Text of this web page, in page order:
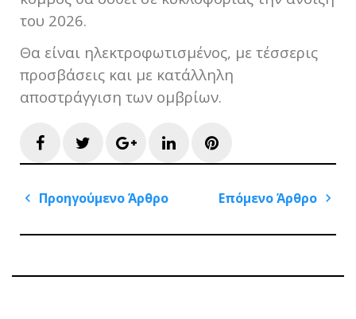
του 2026.
Θα είναι ηλεκτροφωτισμένος, με τέσσερις
προσβάσεις και με κατάλληλη
αποστράγγιση των ομβρίων.
FacebookTwitterGoogle+LinkedInPinterest
Πλοήγηση
Προηγούμενο Άρθρο
Επόμενο Άρθρο